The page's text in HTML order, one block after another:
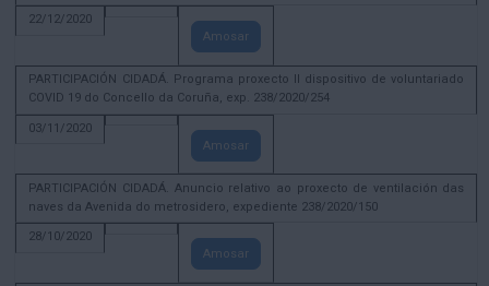
22/12/2020
Amosar
PARTICIPACIÓN CIDADÁ. Programa proxecto II dispositivo de voluntariado
COVID 19 do Concello da Coruña, exp. 238/2020/254
03/11/2020
Amosar
PARTICIPACIÓN CIDADÁ. Anuncio relativo ao proxecto de ventilación das
naves da Avenida do metrosidero, expediente 238/2020/150
28/10/2020
Amosar